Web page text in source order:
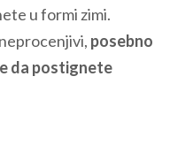
u formi zimi.
posebno
da postignete